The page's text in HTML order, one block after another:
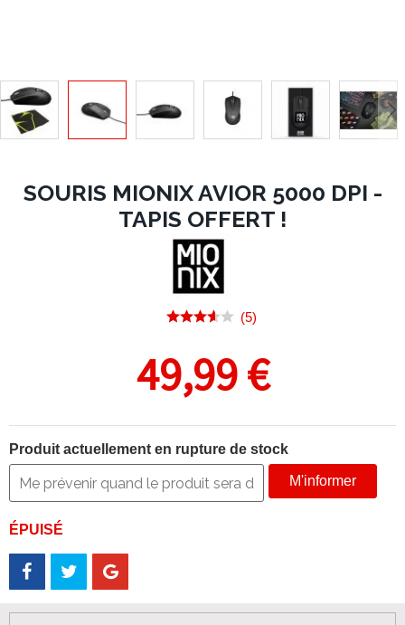
SOURIS MIONIX AVIOR 5000 DPI -
TAPIS OFFERT !
(5)
49,99 €
Produit actuellement en rupture de stock
M'informer
ÉPUISÉ